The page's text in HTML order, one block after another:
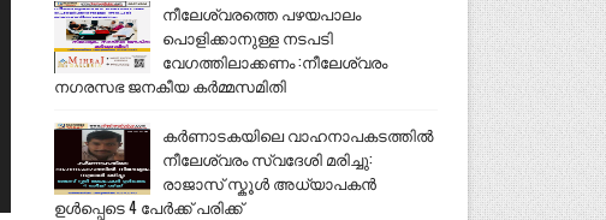
നീലേശ്വരത്തെ പഴയപാലം
പൊളിക്കാനുള്ള നടപടി
വേഗത്തിലാക്കണം :നീലേശ്വരം
നഗരസഭ ജനകീയ കർമ്മസമിതി
കർണാടകയിലെ വാഹനാപകടത്തിൽ
നീലേശ്വരം സ്വദേശി മരിച്ചു:
രാജാസ് സ്കൂൾ അധ്യാപകൻ
ഉൾപ്പെടെ 4 പേർക്ക് പരിക്ക്